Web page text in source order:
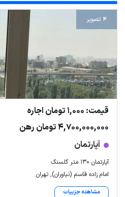
4 تصویر
قیمت: 1,000 تومان اجاره
4,700,000,000 تومان رهن
آپارتمان
آپارتمان ۱۳۰ متر گلسنگ
امام زاده قاسم (نیاوران), تهران
مشاهده جزییات